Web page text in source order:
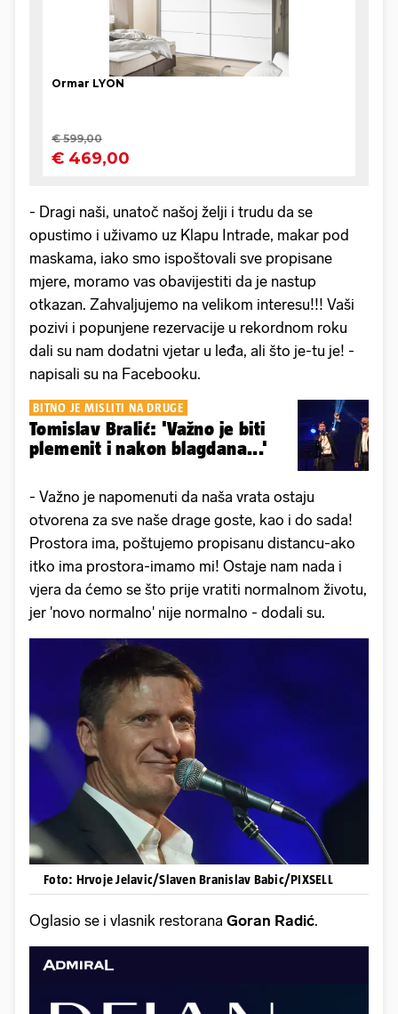
- Dragi naši, unatoč našoj želji i trudu da se
opustimo i uživamo uz Klapu Intrade, makar pod
maskama, iako smo ispoštovali sve propisane
mjere, moramo vas obavijestiti da je nastup
otkazan. Zahvaljujemo na velikom interesu!!! Vaši
pozivi i popunjene rezervacije u rekordnom roku
dali su nam dodatni vjetar u leđa, ali što je-tu je! -
napisali su na Facebooku.
BITNO JE MISLITI NA DRUGE
Tomislav Bralić: 'Važno je biti
plemenit i nakon blagdana...'
- Važno je napomenuti da naša vrata ostaju
otvorena za sve naše drage goste, kao i do sada!
Prostora ima, poštujemo propisanu distancu-ako
itko ima prostora-imamo mi! Ostaje nam nada i
vjera da ćemo se što prije vratiti normalnom životu,
jer 'novo normalno' nije normalno - dodali su.
Foto: Hrvoje Jelavic/Slaven Branislav Babic/PIXSELL
Oglasio se i vlasnik restorana Goran Radić.